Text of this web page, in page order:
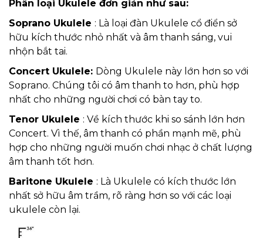
Phân loại Ukulele đơn giản như sau:
Soprano Ukulele : Là loại đàn Ukulele cổ điển sở
hữu kích thước nhỏ nhất và âm thanh sáng, vui
nhộn bắt tai.
Concert Ukulele: Dòng Ukulele này lớn hơn so với
Soprano. Chúng tôi có âm thanh to hơn, phù hợp
nhất cho những người chơi có bàn tay to.
Tenor Ukulele : Về kích thước khi so sánh lớn hơn
Concert. Vì thế, âm thanh có phần mạnh mẽ, phù
hợp cho những người muốn chơi nhạc ở chất lượng
âm thanh tốt hơn.
Baritone Ukulele : Là Ukulele có kích thước lớn
nhất sở hữu âm trầm, rõ ràng hơn so với các loại
ukulele còn lại.